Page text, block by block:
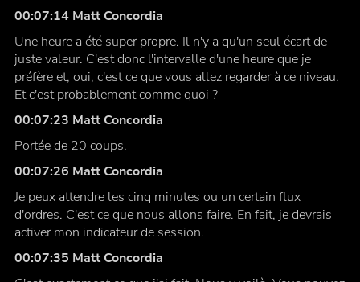
00:07:14 Matt Concordia
Une heure a été super propre. Il n'y a qu'un seul écart de
juste valeur. C'est donc l'intervalle d'une heure que je
préfère et, oui, c'est ce que vous allez regarder à ce niveau.
Et c'est probablement comme quoi ?
00:07:23 Matt Concordia
Portée de 20 coups.
00:07:26 Matt Concordia
Je peux attendre les cinq minutes ou un certain flux
d'ordres. C'est ce que nous allons faire. En fait, je devrais
activer mon indicateur de session.
00:07:35 Matt Concordia